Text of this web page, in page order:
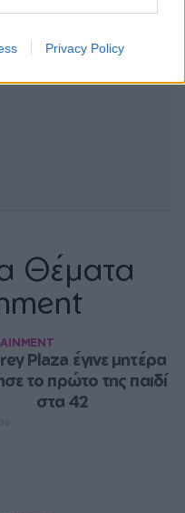
Privacy Policy
Θέματα
Plaza έγινε μητέρα
το πρώτο της παιδί
στα 42